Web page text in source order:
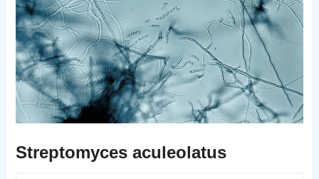
Streptomyces aculeolatus